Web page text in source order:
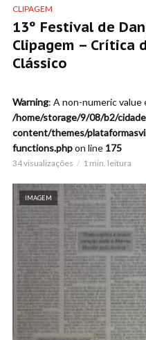
CLIPAGEM
13º Festival de
Clipagem – Crítica
Clássico
Warning: A non-numeric
/home/storage/9/08/b2/
content/themes/
functions.phpon line 175
34 visualizações 1 min. leitura
IMAGEM